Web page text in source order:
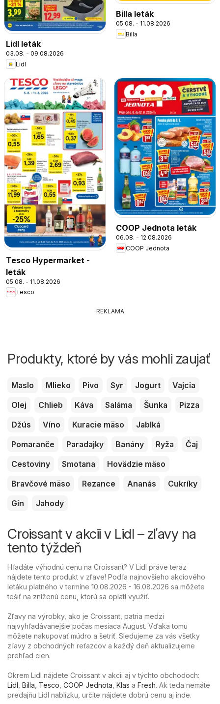
Lidl leták
03.08. - 09.08.2026
Lidl
Billa leták
05.08. - 11.08.2026
Billa
Tesco Hypermarket -
leták
05.08. - 11.08.2026
Tesco
COOP Jednota leták
06.08. - 12.08.2026
COOP Jednota
REKLAMA
Produkty, ktoré by vás mohli zaujať
Maslo Mlieko Pivo Syr Jogurt
Vajcia
Olej
Chlieb Káva Saláma Šunka
Pizza
Džús
Víno Kuracie mäso
Jablká
Pomaranče
Paradajky Banány Ryža
Čaj
Cestoviny
Smotana
Hovädzie mäso
Bravčové mäso
Rezance Ananás
Cukríky
Gin
Jahody
Croissant v akcii v Lidl – zľavy na
tento týždeň
Hľadáte výhodnú cenu na Croissant? V Lidl práve teraz
nájdete tento produkt v zľave! Podľa najnovšieho akciového
letáku platného v termíne 10.08.2026 - 16.08.2026 sa môžete
tešiť na zníženú cenu, ktorú sa oplatí využiť.
Zľavy na výrobky, ako je Croissant, patria medzi
najvyhľadávanejšie počas mesiaca August. Vďaka tomu
môžete nakupovať múdro a šetriť. Sledujeme za vás všetky
zľavy z obchodných reťazcov a každý deň aktualizujeme
prehľad cien.
Okrem Lidl nájdete Croissant v akcii aj v týchto obchodoch:
Lidl Billa Tesco COOP Jednota Klas a Fresh. Ak teda nemáte
predajňu Lidl nablízku, určite nájdete dobrú cenu aj inde.